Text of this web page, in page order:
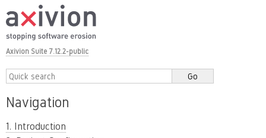
Axivion Suite 7.12.2-public
Navigation
1. Introduction